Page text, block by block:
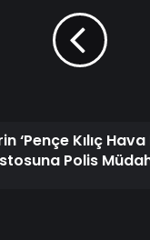
‘Pençe Kılıç
Polis